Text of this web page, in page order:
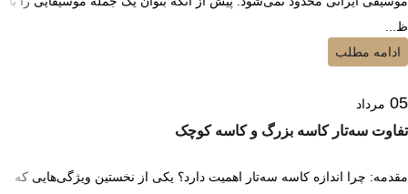
ظ...
ادامه مطلب
05 مرداد
تفاوت سه‌تار کاسه بزرگ و کاسه کوچک
مقدمه: چرا اندازه کاسه سه‌تار اهمیت دارد؟ یکی از نخستین ویژگی‌هایی که